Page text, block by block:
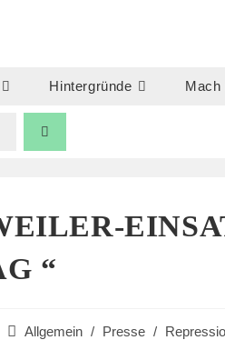
Hintergründe Mach
“
Beitrags-
Allgemein / Presse /